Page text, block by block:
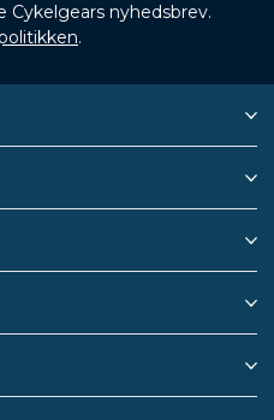
Cykelgears nyhedsbrev.
.